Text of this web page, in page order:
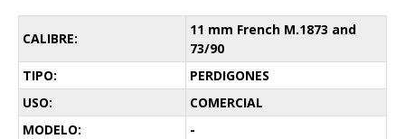
CALIBRE:
11 mm French M.1873 and
73/90
TIPO:
PERDIGONES
USO:
COMERCIAL
MODELO:
-